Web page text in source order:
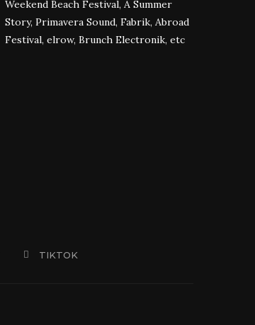
Weekend Beach Festival, A Summer
Story, Primavera Sound, Fabrik, Abroad
Festival, elrow, Brunch Electronik, etc
TIKTOK